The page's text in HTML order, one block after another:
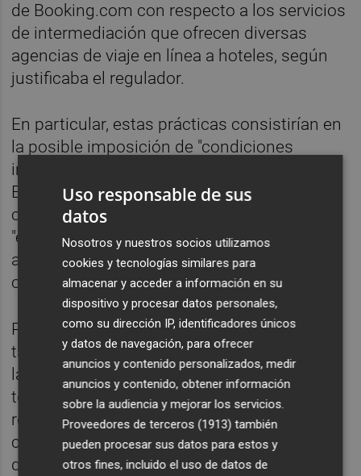
de Booking.com con respecto a los servicios
de intermediación que ofrecen diversas
agencias de viaje en línea a hoteles, según
justificaba el regulador.
En particular, estas prácticas consistirían en
la posible imposición de "condiciones
inequitativas" a los hoteles situados en
España, y la implementación de políticas
comerciales que habrían podido tener
"efectos exclusionarios" sobre las demás
agencias de viaje en línea, así como sobre
otros canales de venta en línea.
Por otra parte, las conductas investigadas
también incluirían prácticas que explotarían
la situación de dependencia económica que
tendrían los hoteles situados en España con
respecto a Booking.com. Este hecho
constituiría "un acto de competencia desleal
que podría falsear la libre competencia con
Uso responsable de sus
datos
Nosotros y nuestros socios utilizamos
cookies y tecnologías similares para
almacenar y acceder a información en su
dispositivo y procesar datos personales,
como su dirección IP, identificadores únicos
y datos de navegación, para ofrecer
anuncios y contenido personalizados, medir
anuncios y contenido, obtener información
sobre la audiencia y mejorar los servicios.
Proveedores de terceros (1913) también
pueden procesar sus datos para estos y
otros fines, incluido el uso de datos de